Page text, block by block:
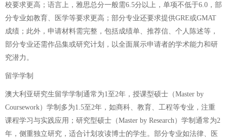
校要求更高；语言上，雅思总分一般需6.5分以上，单项不低于6.0，部
分专业如教育、医学等要求更高；部分专业还要求提供GRE或GMAT
成绩；此外，申请材料需完整，包括成绩单、推荐信、个人陈述等，
部分专业还需作品集或研究计划，以全面展示申请者的学术能力和研
究潜力。
留学学制
澳大利亚研究生留学学制通常为1至2年，授课型硕士（Master by
Coursework）学制多为1.5至2年，如商科、教育、工程等专业，注重
课程学习与实践应用；研究型硕士（Master by Research）学制通常为2
年，侧重独立研究，适合计划攻读博士的学生。部分专业如法律、医